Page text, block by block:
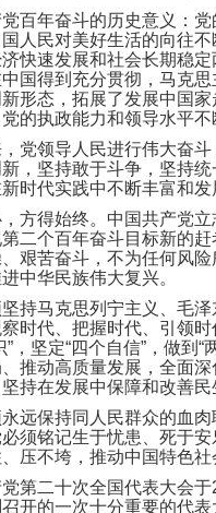
百年奋斗的历史意义：
人民对美好生活的向往
快速发展和社会长期稳
国得到充分贯彻，马克
形态，拓展了发展中国
的执政能力和领导水平
党领导人民进行伟大奋
，坚持敢于斗争，坚持
时代实践中不断丰富和发
方得始终。中国共产党
二个百年奋斗目标新的
艰苦奋斗，不为任何风
中华民族伟大复兴。
持马克思列宁主义、毛
时代、把握时代、引领
，坚定“四个自信”，做到
推动高质量发展，全面
持在发展中保障和改善
远保持同人民群众的血
须铭记生于忧患、死于
压不垮，推动中国特色
第二十次全国代表大会
开的一次十分重要的代